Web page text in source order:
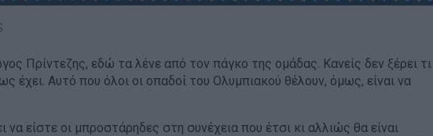
Πρίντεζης, εδώ τα λένε από τον πάγκο της ομάδας. Κανείς δεν ξέρει τι
έχει. Αυτό που όλοι οι οπαδοί του Ολυμπιακού θέλουν, όμως, είναι να
να είστε οι μπροστάρηδες στη συνέχεια που έτσι κι αλλιώς θα είναι